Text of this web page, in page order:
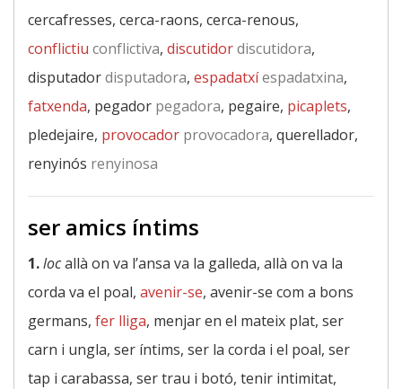
cercafresses, cerca-raons, cerca-renous,
conflictiu conflictiva, discutidordiscutidora,
disputadordisputadora, espadatxíespadatxina,
fatxenda, pegador pegadora, pegaire, picaplets,
pledejaire, provocador provocadora, querellador,
renyinós renyinosa
ser amics íntims
1.locallà on va l’ansa va la galleda, allà on va la
corda va el poal, avenir-se, avenir-se com a bons
germans, fer lliga, menjar en el mateix plat, ser
carn i ungla, ser íntims, ser la corda i el poal, ser
tap i carabassa, ser trau i botó, tenir intimitat,